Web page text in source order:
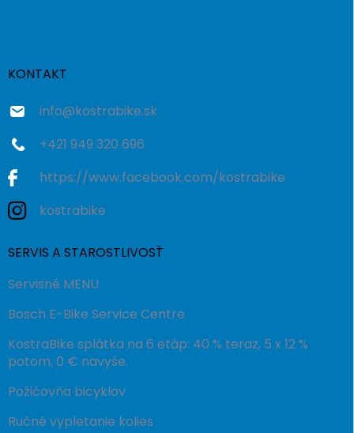
KONTAKT
info@kostrabike.sk
+421 949 320 696
https://www.facebook.com/kostrabike
kostrabike
SERVIS A STAROSTLIVOSŤ
Servisné MENU
Bosch E-Bike Service Centre
KostraBike splátka na 6 etáp: 40 % teraz, 5 x 12 %
potom, 0 € navyše.
Požičovňa bicyklov
Ručné vypletanie kolies